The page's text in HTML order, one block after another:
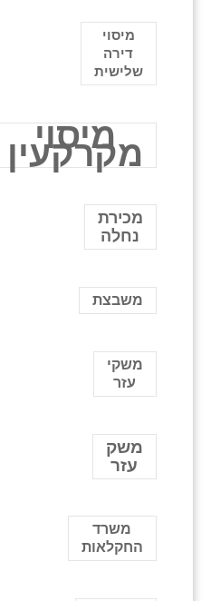
מיסוי
דירה
שלישית
מיסוי
מקרקעין
מכירת
נחלה
משבצת
משקי
עזר
משק
עזר
משרד
החקלאות